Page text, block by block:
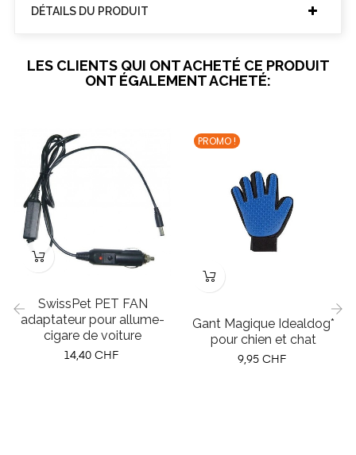
DÉTAILS DU PRODUIT
LES CLIENTS QUI ONT ACHETÉ CE PRODUIT
ONT ÉGALEMENT ACHETÉ:
SwissPet PET FAN
adaptateur pour allume-
cigare de voiture
Prix
14,40 CHF
PROMO !
Gant Magique Idealdog*
pour chien et chat
Prix
9,95 CHF